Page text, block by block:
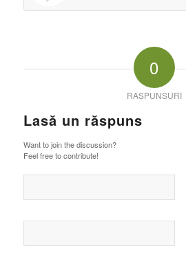
0
RASPUNSURI
Lasă un răspuns
Want to join the discussion?
Feel free to contribute!